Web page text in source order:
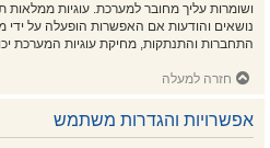
ושומרות עליך מחובר למערכת. עוגיות
נושאים והודעות אם האפשרות הופעלה על
התחברות והתנתקות, מחיקת עוגיות המערכת
חזרה למעלה
אפשרויות והגדרות משתמש